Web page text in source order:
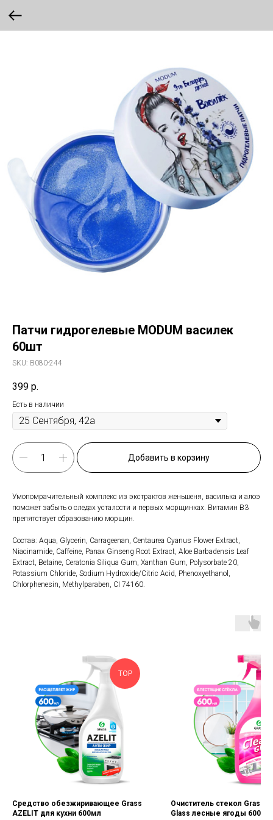
Патчи гидрогелевые MODUM василек
60шт
SKU: B080-244
399 р.
Есть в наличии
Добавить в корзину
Умопомрачительный комплекс из экстрактов женьшеня, василька и алоэ
поможет забыть о следах усталости и первых морщинках. Витамин В3
препятствует образованию морщин.
Состав: Aqua, Glycerin, Carrageenan, Centaurea Cyanus Flower Extract,
Niacinamide, Caffeine, Panax Ginseng Root Extract, Aloe Barbadensis Leaf
Extract, Betaine, Ceratonia Siliqua Gum, Xanthan Gum, Polysorbate 20,
Potassium Chloride, Sodium Hydroxide/Citric Acid, Phenoxyethanol,
Chlorphenesin, Methylparaben, CI 74160.
TOP
Средство обезжиривающее Grass
AZELIT для кухни 600мл
Очиститель стекол Grass
Glass лесные ягоды 600мл